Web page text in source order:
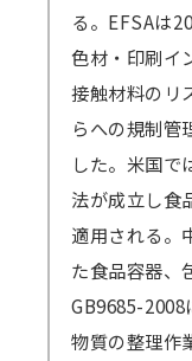
る。EFSAは
色材・印刷イ
接触材料のリ
らへの規制管
した。米国で
法が成立し食
適用される。
た食品容器、
GB9685-
物質の整理作